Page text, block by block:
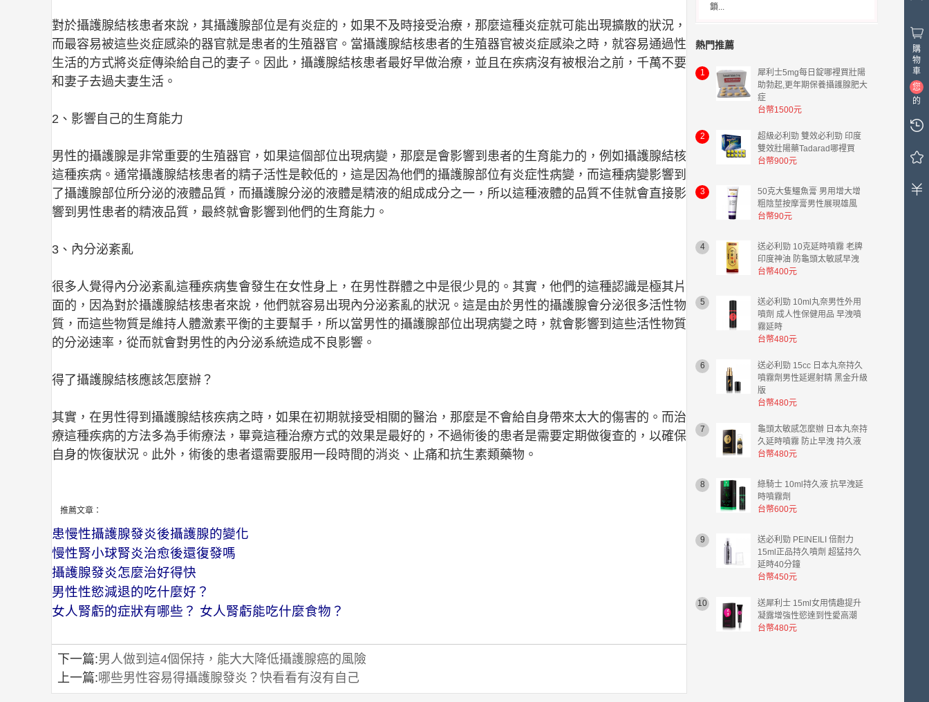
對於攝護腺結核患者來說，其攝護腺部位是有炎症的，如果不及時接受治療，那麼這種炎症就可能出現擴散的狀況，
而最容易被這些炎症感染的器官就是患者的生殖器官。當攝護腺結核患者的生殖器官被炎症感染之時，就容易通過性
生活的方式將炎症傳染給自己的妻子。因此，攝護腺結核患者最好早做治療，並且在疾病沒有被根治之前，千萬不要
和妻子去過夫妻生活。
2、影響自己的生育能力
男性的攝護腺是非常重要的生殖器官，如果這個部位出現病變，那麼是會影響到患者的生育能力的，例如攝護腺結核
這種疾病。通常攝護腺結核患者的精子活性是較低的，這是因為他們的攝護腺部位有炎症性病變，而這種病變影響到
了攝護腺部位所分泌的液體品質，而攝護腺分泌的液體是精液的組成成分之一，所以這種液體的品質不佳就會直接影
響到男性患者的精液品質，最終就會影響到他們的生育能力。
3、內分泌紊亂
很多人覺得內分泌紊亂這種疾病隻會發生在女性身上，在男性群體之中是很少見的。其實，他們的這種認識是極其片
面的，因為對於攝護腺結核患者來說，他們就容易出現內分泌紊亂的狀況。這是由於男性的攝護腺會分泌很多活性物
質，而這些物質是維持人體激素平衡的主要幫手，所以當男性的攝護腺部位出現病變之時，就會影響到這些活性物質
的分泌速率，從而就會對男性的內分泌系統造成不良影響。
得了攝護腺結核應該怎麼辦？
其實，在男性得到攝護腺結核疾病之時，如果在初期就接受相關的醫治，那麼是不會給自身帶來太大的傷害的。而治
療這種疾病的方法多為手術療法，畢竟這種治療方式的效果是最好的，不過術後的患者是需要定期做復查的，以確保
自身的恢復狀況。此外，術後的患者還需要服用一段時間的消炎、止痛和抗生素類藥物。
推薦文章：
患慢性攝護腺發炎後攝護腺的變化
慢性腎小球腎炎治愈後還復發嗎
攝護腺發炎怎麼治好得快
男性性慾減退的吃什麼好？
女人腎虧的症狀有哪些？ 女人腎虧能吃什麼食物？
下一篇:男人做到這4個保持，能大大降低攝護腺癌的風險
上一篇:哪些男性容易得攝護腺發炎？快看看有沒有自己
鎖...
熱門推薦
1
犀利士5mg每日錠哪裡買壯陽
助勃起,更年期保養攝護腺肥大
症
台幣1500元
2
超級必利勁 雙效必利勁 印度
雙效壯陽藥Tadarad哪裡買
台幣900元
3
50克大隻鱷魚膏 男用增大增
粗陰莖按摩膏男性展現雄風
台幣90元
4
送必利勁 10克延時噴霧 老牌
印度神油 防龜頭太敏感早洩
台幣400元
5
送必利勁 10ml丸奈男性外用
噴劑 成人性保健用品 早洩噴
霧延時
台幣480元
6
送必利勁 15cc 日本丸奈持久
噴霧劑男性延遲射精 黑金升級
版
台幣480元
7
龜頭太敏感怎麼辦 日本丸奈持
久延時噴霧 防止早洩 持久液
台幣480元
8
綠騎士 10ml持久液 抗早洩延
時噴霧劑
台幣600元
9
送必利勁 PEINEILI 倍耐力
15ml正品持久噴劑 超猛持久
延時40分鐘
台幣450元
10
送犀利士 15ml女用情趣提升
凝露增強性慾達到性愛高潮
台幣480元
購
物
車
您
的
物
中
0
件